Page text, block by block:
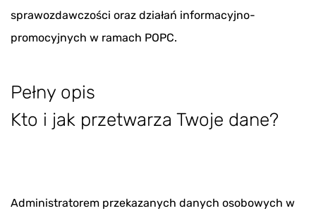
sprawozdawczości oraz działań informacyjno-
promocyjnych w ramach POPC.
Pełny opis
Kto i jak przetwarza Twoje dane?
Administratorem przekazanych danych osobowych w